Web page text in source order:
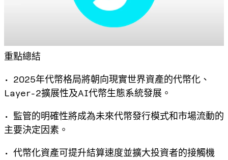
重點總結
• 2025年代幣格局將朝向現實世界資產的代幣化、
Layer-2擴展性及AI代幣生態系統發展。
• 監管的明確性將成為未來代幣發行模式和市場流動的
主要決定因素。
• 代幣化資產可提升結算速度並擴大投資者的接觸機